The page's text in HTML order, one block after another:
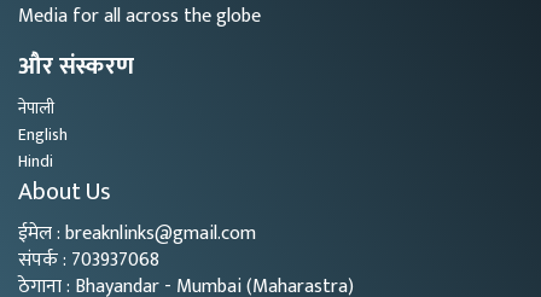
Media for all across the globe
और संस्करण
नेपाली
English
Hindi
About Us
ईमेल : breaknlinks@gmail.com
संपर्क : 703937068
ठेगाना : Bhayandar - Mumbai (Maharastra)